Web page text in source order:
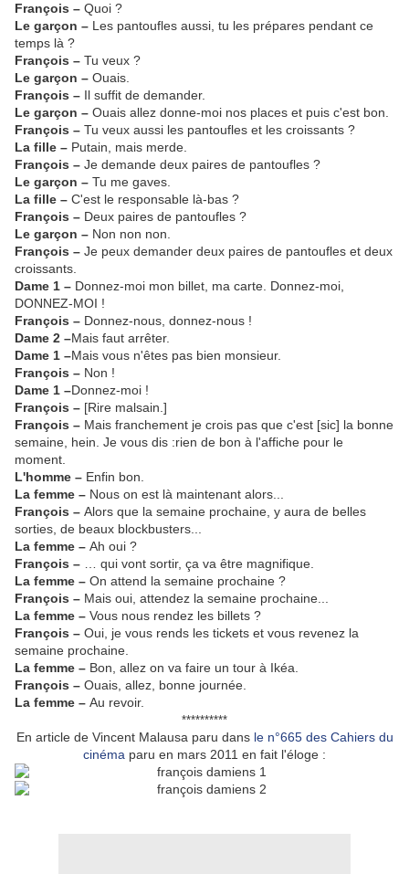
François – Quoi ?
Le garçon – Les pantoufles aussi, tu les prépares pendant ce
temps là ?
François – Tu veux ?
Le garçon – Ouais.
François – Il suffit de demander.
Le garçon – Ouais allez donne-moi nos places et puis c'est bon.
François – Tu veux aussi les pantoufles et les croissants ?
La fille – Putain, mais merde.
François – Je demande deux paires de pantoufles ?
Le garçon – Tu me gaves.
La fille – C'est le responsable là-bas ?
François – Deux paires de pantoufles ?
Le garçon – Non non non.
François – Je peux demander deux paires de pantoufles et deux
croissants.
Dame 1 – Donnez-moi mon billet, ma carte. Donnez-moi,
DONNEZ-MOI !
François – Donnez-nous, donnez-nous !
Dame 2 –Mais faut arrêter.
Dame 1 –Mais vous n'êtes pas bien monsieur.
François – Non !
Dame 1 –Donnez-moi !
François – [Rire malsain.]
François – Mais franchement je crois pas que c'est [sic] la bonne
semaine, hein. Je vous dis :rien de bon à l'affiche pour le
moment.
L'homme – Enfin bon.
La femme – Nous on est là maintenant alors...
François – Alors que la semaine prochaine, y aura de belles
sorties, de beaux blockbusters...
La femme – Ah oui ?
François –
… qui vont sortir, ça va être magnifique.
La femme – On attend la semaine prochaine ?
François – Mais oui, attendez la semaine prochaine...
La femme – Vous nous rendez les billets ?
François – Oui, je vous rends les tickets et vous revenez la
semaine prochaine.
La femme – Bon, allez on va faire un tour à Ikéa.
François – Ouais, allez, bonne journée.
La femme – Au revoir.
**********
En article de Vincent Malausa paru dans le n°665 des Cahiers du
cinéma paru en mars 2011 en fait l'éloge :